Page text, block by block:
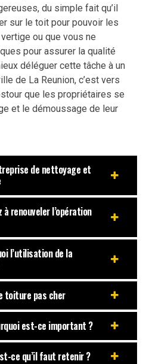
du simple fait qu’il
sur le toit pour pouvoir les
ou que vous ne
pour assurer la qualité
déléguer cette tâche à un
de La Reunion, c’est vers
que les propriétaires se
et le démoussage de leur
de nettoyage et
renouveler l’opération
l’utilisation de la
toiture pas cher
est-ce important ?
ce qu’il faut retenir ?